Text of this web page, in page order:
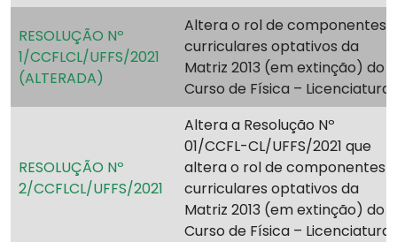
RESOLUÇÃO Nº
1/CCFLCL/UFFS/2021
(ALTERADA)
Altera o rol de componentes
curriculares optativos da
Matriz 2013 (em extinção) do
Curso de Física – Licenciatura.
RESOLUÇÃO Nº
2/CCFLCL/UFFS/2021
Altera a Resolução Nº
01/CCFL-CL/UFFS/2021 que
altera o rol de componentes
curriculares optativos da
Matriz 2013 (em extinção) do
Curso de Física – Licenciatura.